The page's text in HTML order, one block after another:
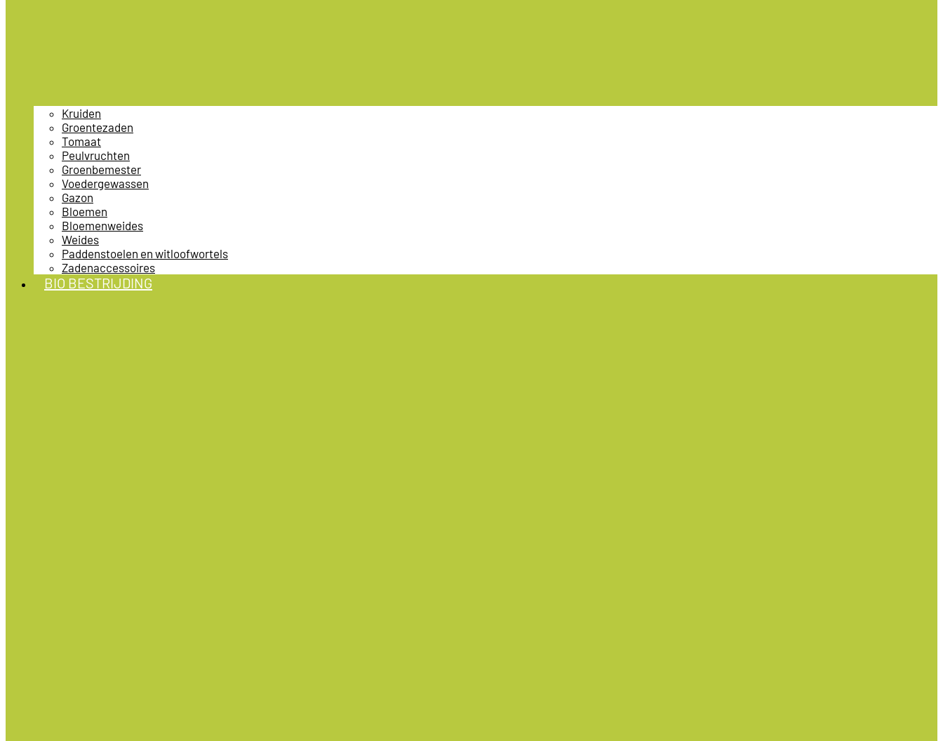
Kruiden
Groentezaden
Tomaat
Peulvruchten
Groenbemester
Voedergewassen
Gazon
Bloemen
Bloemenweides
Weides
Paddenstoelen en witloofwortels
Zadenaccessoires
BIO BESTRIJDING